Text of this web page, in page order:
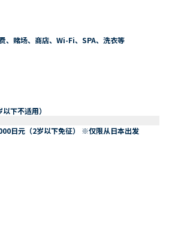
、赌场、商店、Wi-Fi、SPA、洗衣等
下不适用）
日元（2岁以下免征） ※仅限从日本出发